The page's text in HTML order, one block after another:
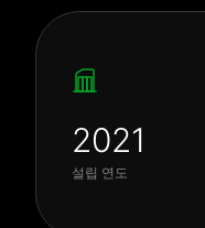
2021
설립 연도